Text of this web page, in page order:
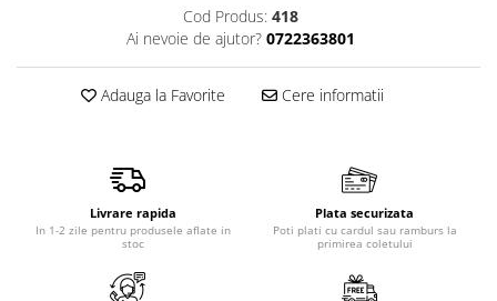
Creion si tus ochi
Ruj si creion buze
Produse stilizare sprancene
Igiena dentara
Periute de dinti
Cod Produs: 418
Ai nevoie de ajutor? 0722363801
Adauga la Favorite Cere informatii
Livrare rapida
In 1-2 zile pentru produsele aflate in
stoc
Plata securizata
Poti plati cu cardul sau ramburs la
primirea coletului